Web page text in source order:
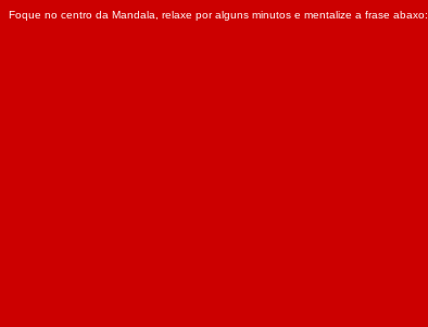
Foque no centro da Mandala, relaxe por alguns minutos e mentalize a frase abaxo: